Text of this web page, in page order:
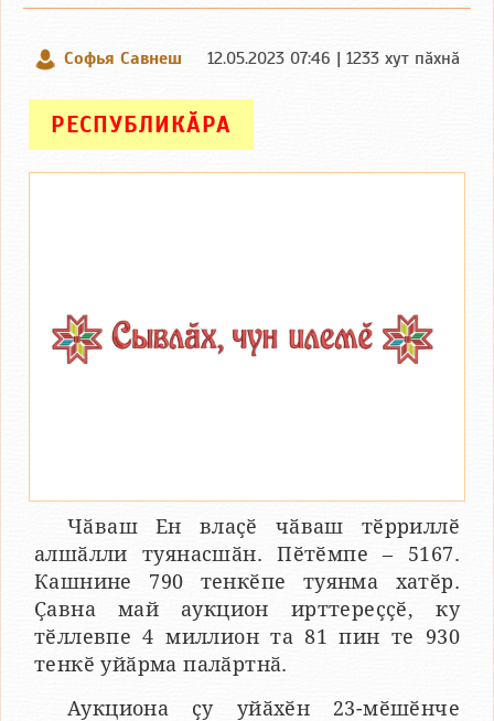
Софья Савнеш 12.05.2023 07:46 | 1233 хут пӑхнӑ
РЕСПУБЛИКӐРА
Чӑваш Ен влаҫӗ чӑваш тӗрриллӗ
алшӑлли туянасшӑн. Пӗтӗмпе – 5167.
Кашнине 790 тенкӗпе туянма хатӗр.
Ҫавна май аукцион ирттереҫҫӗ, ку
тӗллевпе 4 миллион та 81 пин те 930
тенкӗ уйӑрма палӑртнӑ.
Аукциона ҫу уйӑхӗн 23-мӗшӗнче